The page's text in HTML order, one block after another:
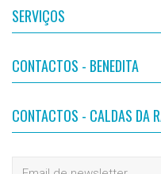
SERVIÇOS
CONTACTOS - BENEDITA
CONTACTOS - CALDAS DA